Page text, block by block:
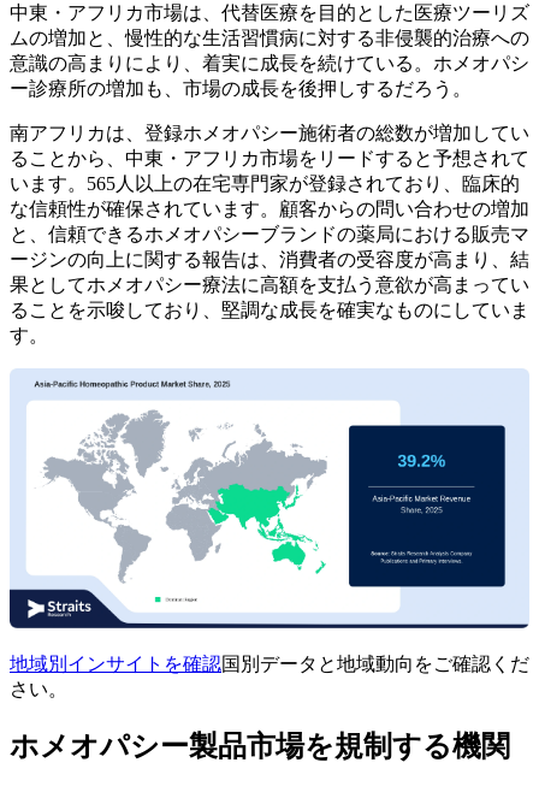
中東・アフリカ市場は、代替医療を目的とした医療ツーリズ
ムの増加と、慢性的な生活習慣病に対する非侵襲的治療への
意識の高まりにより、着実に成長を続けている。ホメオパシ
ー診療所の増加も、市場の成長を後押しするだろう。
南アフリカは、登録ホメオパシー施術者の総数が増加してい
ることから、中東・アフリカ市場をリードすると予想されて
います。565人以上の在宅専門家が登録されており、臨床的
な信頼性が確保されています。顧客からの問い合わせの増加
と、信頼できるホメオパシーブランドの薬局における販売マ
ージンの向上に関する報告は、消費者の受容度が高まり、結
果としてホメオパシー療法に高額を支払う意欲が高まってい
ることを示唆しており、堅調な成長を確実なものにしていま
す。
地域別インサイトを確認国別データと地域動向をご確認くだ
さい。
ホメオパシー製品市場を規制する機関